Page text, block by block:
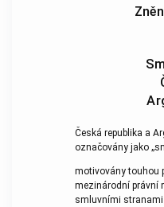
Česká republika a
označovány jako
motivovány touhou
mezinárodní právní
smluvními